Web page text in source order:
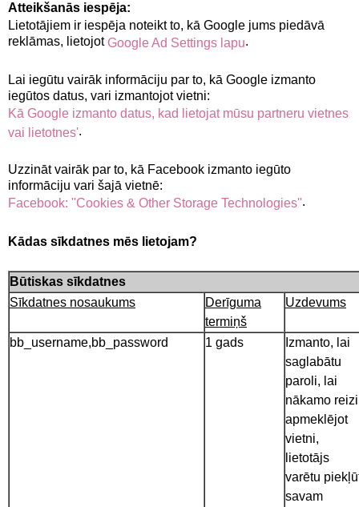
Atteikšanās iespēja:
Lietotājiem ir iespēja noteikt to, kā Google jums piedāvā
reklāmas, lietojotGoogle Ad Settings lapu.
Lai iegūtu vairāk informāciju par to, kā Google izmanto
iegūtos datus, vari izmantojot vietni:
Kā Google izmanto datus, kad lietojat mūsu partneru vietnes
vai lietotnes'.
Uzzināt vairāk par to, kā Facebook izmanto iegūto
informāciju vari šajā vietnē:
Facebook: ''Cookies & Other Storage Technologies''.
Kādas sīkdatnes mēs lietojam?
Būtiskas sīkdatnes
Sīkdatnes nosaukums
Derīguma
termiņš
Uzdevums
bb_username,bb_password 1 gads
Izmanto, lai
saglabātu
paroli, lai
nākamo reizi
apmeklējot
vietni,
lietotājs
varētu
savam